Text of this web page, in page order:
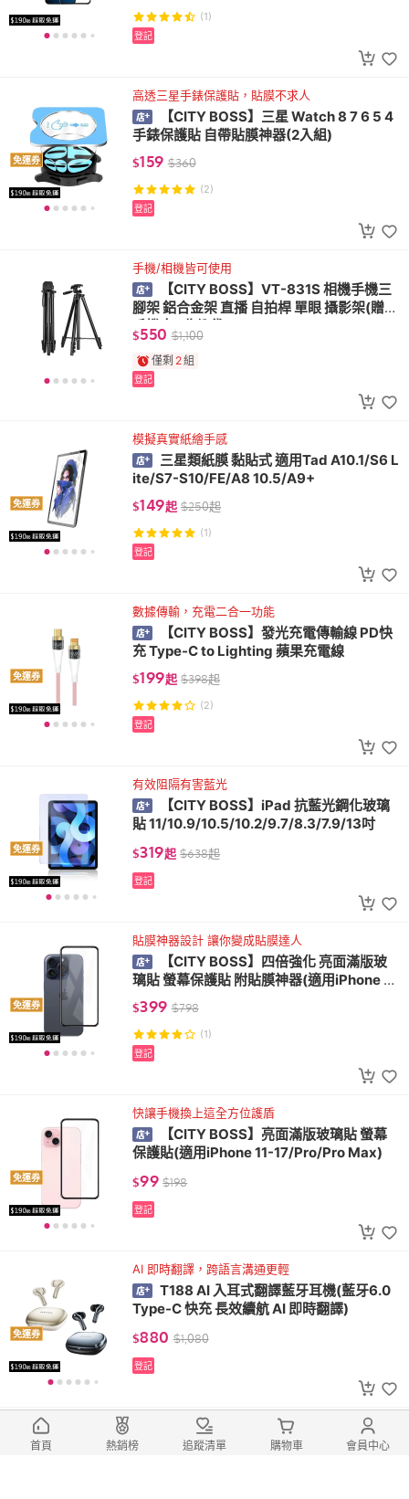
(1)
登記
免運券
高透三星手錶保護貼，貼膜不求人
【CITY BOSS】三星 Watch 8 7 6 5 4
手錶保護貼 自帶貼膜神器(2入組)
$159 $360
(2)
登記
手機/相機皆可使用
【CITY BOSS】VT-831S 相機手機三
腳架 鋁合金架 直播 自拍桿 單眼 攝影架(贈送
手機夾+收納袋)
$550 $1,100
僅剩 2組
登記
免運券
模擬真實紙繪手感
三星類紙膜 黏貼式 適用Tad A10.1/S6 L
ite/S7-S10/FE/A8 10.5/A9+
$149起 $250起
(1)
登記
免運券
數據傳輸，充電二合一功能
【CITY BOSS】發光充電傳輸線 PD快
充 Type-C to Lighting 蘋果充電線
$199起 $398起
(2)
登記
免運券
有效阻隔有害藍光
【CITY BOSS】iPad 抗藍光鋼化玻璃
貼 11/10.9/10.5/10.2/9.7/8.3/7.9/13吋
$319起 $638起
登記
免運券
貼膜神器設計 讓你變成貼膜達人
【CITY BOSS】四倍強化 亮面滿版玻
璃貼 螢幕保護貼 附貼膜神器(適用iPhone 11
-17/Pro/Pro Max)
$399 $798
(1)
登記
免運券
快讓手機換上這全方位護盾
【CITY BOSS】亮面滿版玻璃貼 螢幕
保護貼(適用iPhone 11-17/Pro/Pro Max)
$99 $198
登記
免運券
AI 即時翻譯，跨語言溝通更輕
T188 AI 入耳式翻譯藍牙耳機(藍牙6.0
Type-C 快充 長效續航 AI 即時翻譯)
$880 $1,080
登記
入耳式設計，舒適配戴
遊戲藍牙耳機 Awei T188 真無線耳機
首頁 熱銷榜 追蹤清單 購物車 會員中心